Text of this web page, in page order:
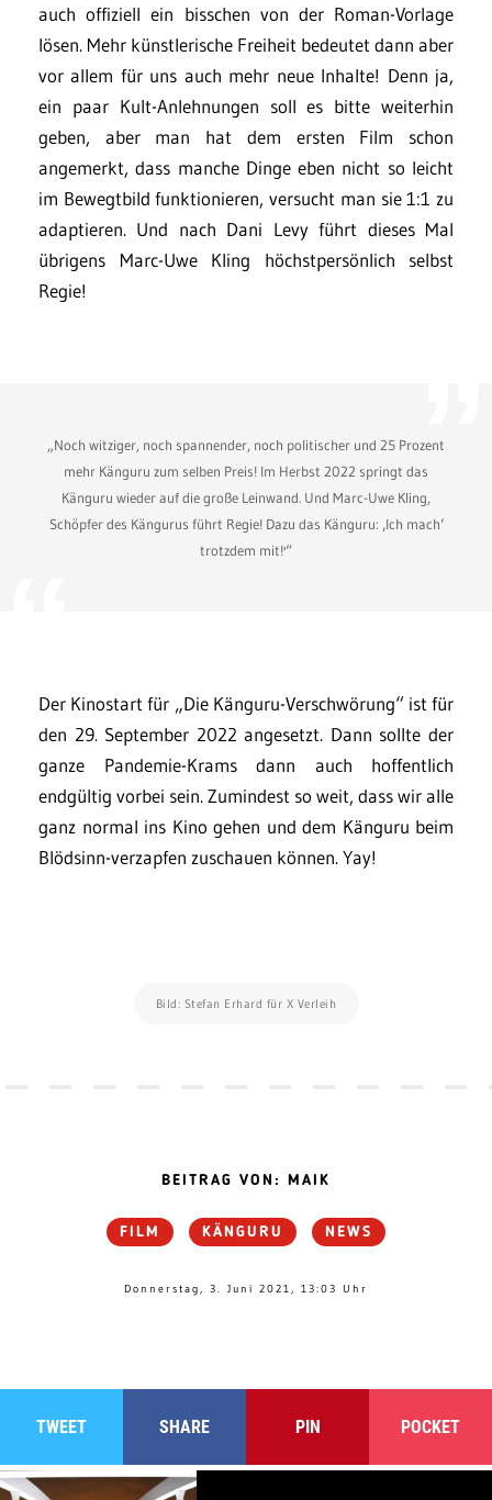
auch offiziell ein bisschen von der Roman-Vorlage
lösen. Mehr künstlerische Freiheit bedeutet dann aber
vor allem für uns auch mehr neue Inhalte! Denn ja,
ein paar Kult-Anlehnungen soll es bitte weiterhin
geben, aber man hat dem ersten Film schon
angemerkt, dass manche Dinge eben nicht so leicht
im Bewegtbild funktionieren, versucht man sie 1:1 zu
adaptieren. Und nach Dani Levy führt dieses Mal
übrigens Marc-Uwe Kling höchstpersönlich selbst
Regie!
„Noch witziger, noch spannender, noch politischer und 25 Prozent
mehr Känguru zum selben Preis! Im Herbst 2022 springt das
Känguru wieder auf die große Leinwand. Und Marc-Uwe Kling,
Schöpfer des Kängurus führt Regie! Dazu das Känguru: ‚Ich mach‘
trotzdem mit!'“
Der Kinostart für „Die Känguru-Verschwörung“ ist für
den 29. September 2022 angesetzt. Dann sollte der
ganze Pandemie-Krams dann auch hoffentlich
endgültig vorbei sein. Zumindest so weit, dass wir alle
ganz normal ins Kino gehen und dem Känguru beim
Blödsinn-verzapfen zuschauen können. Yay!
Bild: Stefan Erhard für X Verleih
BEITRAG VON: MAIK
FILM KÄNGURU NEWS
Donnerstag, 3. Juni 2021, 13:03 Uhr
TWEET SHARE PIN POCKET